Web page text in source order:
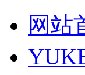
网站